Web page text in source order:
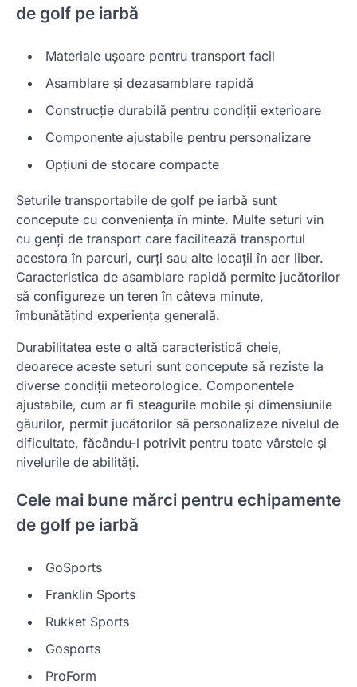
de golf pe iarbă
Materiale ușoare pentru transport facil
Asamblare și dezasamblare rapidă
Construcție durabilă pentru condiții exterioare
Componente ajustabile pentru personalizare
Opțiuni de stocare compacte
Seturile transportabile de golf pe iarbă sunt
concepute cu conveniența în minte. Multe seturi vin
cu genți de transport care facilitează transportul
acestora în parcuri, curți sau alte locații în aer liber.
Caracteristica de asamblare rapidă permite jucătorilor
să configureze un teren în câteva minute,
îmbunătățind experiența generală.
Durabilitatea este o altă caracteristică cheie,
deoarece aceste seturi sunt concepute să reziste la
diverse condiții meteorologice. Componentele
ajustabile, cum ar fi steagurile mobile și dimensiunile
găurilor, permit jucătorilor să personalizeze nivelul de
dificultate, făcându-l potrivit pentru toate vârstele și
nivelurile de abilități.
Cele mai bune mărci pentru echipamente
de golf pe iarbă
GoSports
Franklin Sports
Rukket Sports
Gosports
ProForm